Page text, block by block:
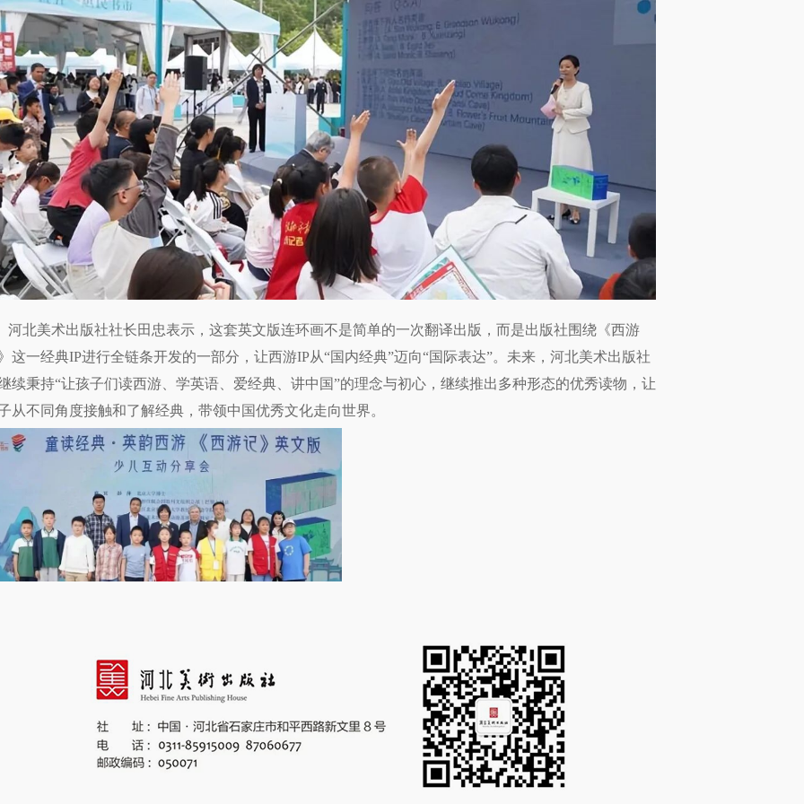
河北美术出版社社长田忠表示，这套英文版连环画不是简单的一次翻译出版，而是出版社围绕《西游
这一经典IP进行全链条开发的一部分，让西游IP从“国内经典”迈向“国际表达”。未来，河北美术出版社
续秉持“让孩子们读西游、学英语、爱经典、讲中国”的理念与初心，继续推出多种形态的优秀读物，让
从不同角度接触和了解经典，带领中国优秀文化走向世界。